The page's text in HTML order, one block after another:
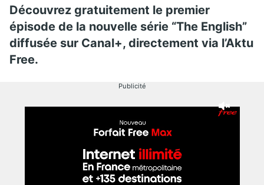
Découvrez gratuitement le premier
épisode de la nouvelle série “The English”
diffusée sur Canal+, directement via l’Aktu
Free.
Publicité